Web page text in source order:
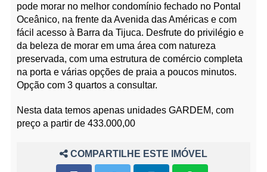
pode morar no melhor condomínio fechado no Pontal
Oceânico, na frente da Avenida das Américas e com
fácil acesso à Barra da Tijuca. Desfrute do privilégio e
da beleza de morar em uma área com natureza
preservada, com uma estrutura de comércio completa
na porta e várias opções de praia a poucos minutos.
Opção com 3 quartos a consultar.
Nesta data temos apenas unidades GARDEM, com
preço a partir de 433.000,00
COMPARTILHE ESTE IMÓVEL